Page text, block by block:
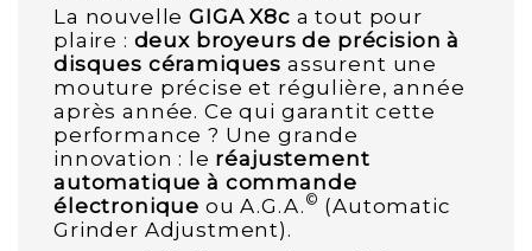
La nouvelle GIGA X8c a tout pour
plaire : deux broyeurs de précision à
disques céramiques assurent une
mouture précise et régulière, année
après année. Ce qui garantit cette
performance ? Une grande
innovation : le réajustement
automatique à commande
électronique ou A.G.A. © (Automatic
Grinder Adjustment).